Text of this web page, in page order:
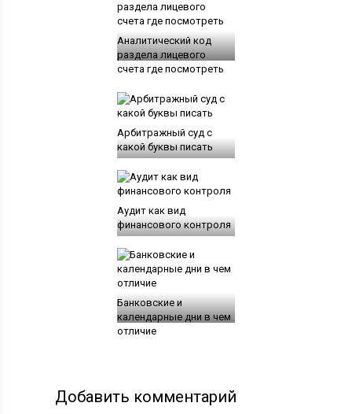
Аналитический код
раздела лицевого
счета где посмотреть
Арбитражный суд с
какой буквы писать
Аудит как вид
финансового контроля
Банковские и
календарные дни в чем
отличие
Добавить комментарий